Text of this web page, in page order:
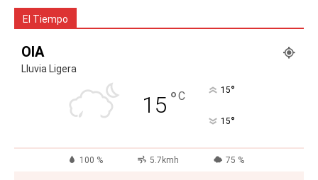
El Tiempo
OIA
Lluvia Ligera
15 °C 15°
15°
100 % 5.7kmh 75 %